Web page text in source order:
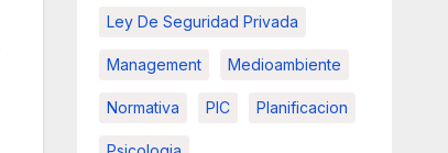
Ley De Seguridad Privada
Management Medioambiente
Normativa PIC Planificacion